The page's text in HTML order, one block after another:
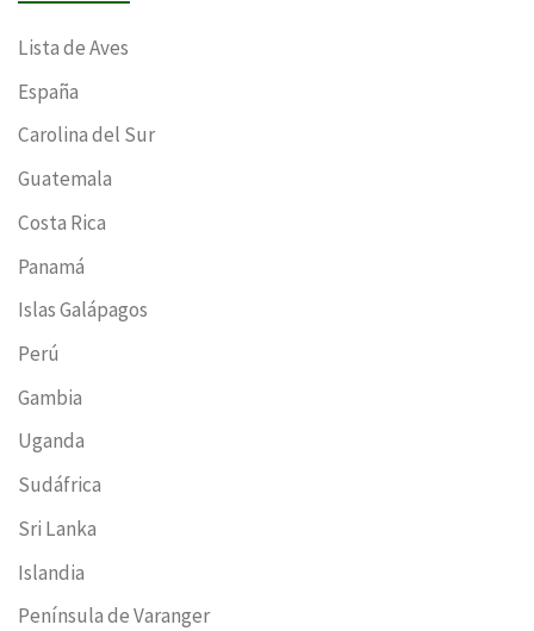
Lista de Aves
España
Carolina del Sur
Guatemala
Costa Rica
Panamá
Islas Galápagos
Perú
Gambia
Uganda
Sudáfrica
Sri Lanka
Islandia
Península de Varanger